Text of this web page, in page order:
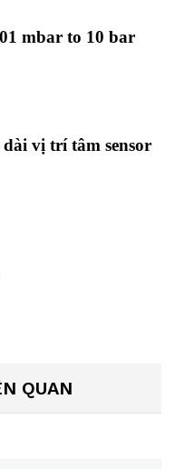
mbar to 10 bar
vị trí tâm sensor
QUAN